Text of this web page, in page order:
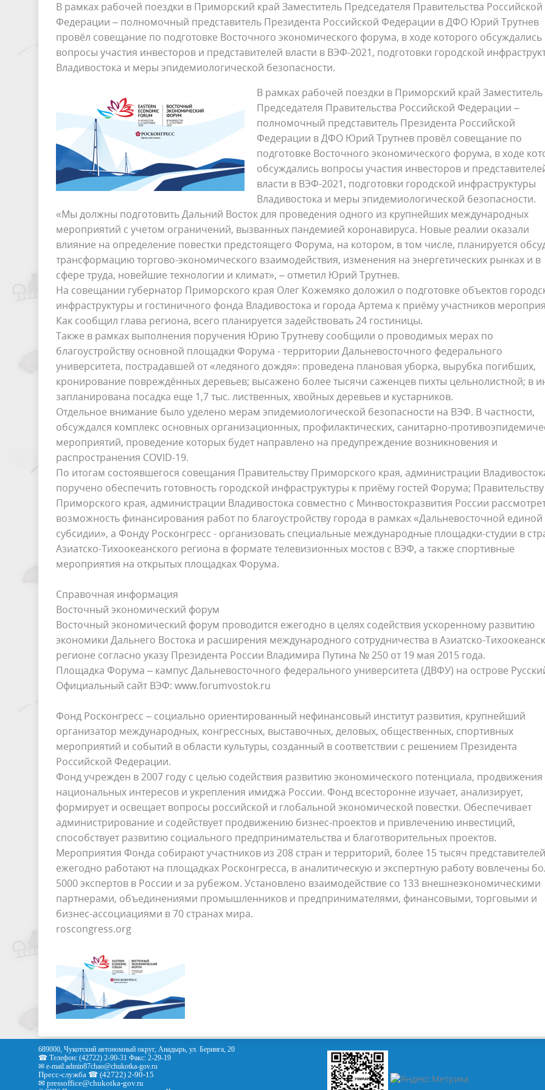
В рамках рабочей поездки в Приморский край Заместитель Председателя Правительства Российской
Федерации – полномочный представитель Президента Российской Федерации в ДФО Юрий Трутнев
провёл совещание по подготовке Восточного экономического форума, в ходе которого обсуждались
вопросы участия инвесторов и представителей власти в ВЭФ-2021, подготовки городской
Владивостока и меры эпидемиологической безопасности.
В рамках рабочей поездки в Приморский край Заместитель
Председателя Правительства Российской Федерации –
полномочный представитель Президента Российской
Федерации в ДФО Юрий Трутнев провёл совещание по
подготовке Восточного экономического форума, в ходе
обсуждались вопросы участия инвесторов и
власти в ВЭФ-2021, подготовки городской инфраструктуры
Владивостока и меры эпидемиологической безопасности.
«Мы должны подготовить Дальний Восток для проведения одного из крупнейших международных
мероприятий с учетом ограничений, вызванных пандемией коронавируса. Новые реалии оказали
влияние на определение повестки предстоящего Форума, на котором, в том числе, планируется
трансформацию торгово-экономического взаимодействия, изменения на энергетических рынках и в
сфере труда, новейшие технологии и климат», – отметил Юрий Трутнев.
На совещании губернатор Приморского края Олег Кожемяко доложил о подготовке объектов
инфраструктуры и гостиничного фонда Владивостока и города Артема к приёму участников
Как сообщил глава региона, всего планируется задействовать 24 гостиницы.
Также в рамках выполнения поручения Юрию Трутневу сообщили о проводимых мерах по
благоустройству основной площадки Форума - территории Дальневосточного федерального
университета, пострадавшей от «ледяного дождя»: проведена плановая уборка, вырубка погибших,
кронирование повреждённых деревьев; высажено более тысячи саженцев пихты цельнолистной; в
запланирована посадка еще 1,7 тыс. лиственных, хвойных деревьев и кустарников.
Отдельное внимание было уделено мерам эпидемиологической безопасности на ВЭФ. В частности,
обсуждался комплекс основных организационных, профилактических, санитарно-
мероприятий, проведение которых будет направлено на предупреждение возникновения и
распространения COVID-19.
По итогам состоявшегося совещания Правительству Приморского края, администрации
поручено обеспечить готовность городской инфраструктуры к приёму гостей Форума; Правительству
Приморского края, администрации Владивостока совместно с Минвостокразвития России
возможность финансирования работ по благоустройству города в рамках «Дальневосточной единой
субсидии», а Фонду Росконгресс - организовать специальные международные площадки-студии в
Азиатско-Тихоокеанского региона в формате телевизионных мостов с ВЭФ, а также спортивные
мероприятия на открытых площадках Форума.
Справочная информация
Восточный экономический форум
Восточный экономический форум проводится ежегодно в целях содействия ускоренному развитию
экономики Дальнего Востока и расширения международного сотрудничества в Азиатско-
регионе согласно указу Президента России Владимира Путина № 250 от 19 мая 2015 года.
Площадка Форума – кампус Дальневосточного федерального университета (ДВФУ) на острове
Официальный сайт ВЭФ: www.forumvostok.ru
Фонд Росконгресс – социально ориентированный нефинансовый институт развития, крупнейший
организатор международных, конгрессных, выставочных, деловых, общественных, спортивных
мероприятий и событий в области культуры, созданный в соответствии с решением Президента
Российской Федерации.
Фонд учрежден в 2007 году с целью содействия развитию экономического потенциала, продвижения
национальных интересов и укрепления имиджа России. Фонд всесторонне изучает, анализирует,
формирует и освещает вопросы российской и глобальной экономической повестки. Обеспечивает
администрирование и содействует продвижению бизнес-проектов и привлечению инвестиций,
способствует развитию социального предпринимательства и благотворительных проектов.
Мероприятия Фонда собирают участников из 208 стран и территорий, более 15 тысяч
ежегодно работают на площадках Росконгресса, в аналитическую и экспертную работу вовлечены
5000 экспертов в России и за рубежом. Установлено взаимодействие со 133 внешнеэкономическими
партнерами, объединениями промышленников и предпринимателями, финансовыми, торговыми и
бизнес-ассоциациями в 70 странах мира.
roscongress.org
689000, Чукотский автономный округ, Анадырь, ул. Беринга, 20
☎ Телефон: (42722) 2-90-31 Факс: 2-29-19
✉ e-mail:admin87chao@chukotka-gov.ru
Пресс-служба ☎ (42722) 2-90-15
✉ pressoffice@chukotka-gov.ru